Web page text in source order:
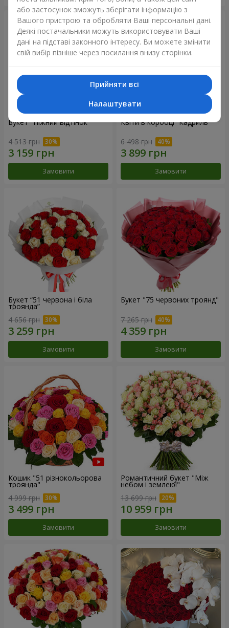
Букет "Ніжний відтінок"
4 513 грн
Замовити
Квіти в коробці “Кадриль”
6 498 грн
Замовити
Букет “51 червона і біла
троянда”
4 656 грн
Замовити
Букет "75 червоних троянд"
7 265 грн
Замовити
Кошик "51 різнокольорова
троянда"
4 999 грн
Замовити
Романтичний букет "Між
небом і землею!"
13 699 грн
Замовити
або застосунок зможуть зберігати інформацію з
Вашого пристрою та обробляти Ваші персональні дані.
Деякі постачальники можуть використовувати Ваші
дані на підставі законного інтересу. Ви можете змінити
свій вибір пізніше через посилання внизу сторінки.
Прийняти всі
Налаштувати